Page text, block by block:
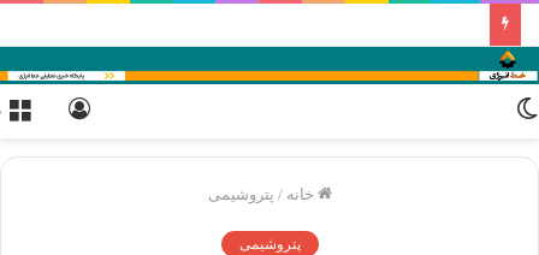
خانه / پتروشیمی
پتروشیمی